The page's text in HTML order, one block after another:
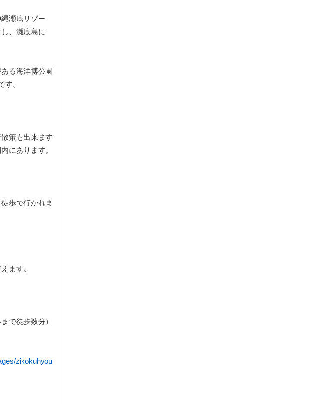
瀬底リゾー
、瀬底島に
る海洋博公園
。
策も出来ます
にあります。
歩で行かれま
ます。
で徒歩数分）
zikokuhyou